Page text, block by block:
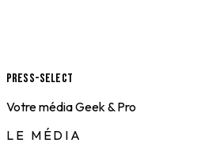
Press-Select
Votre média Geek & Pro
LE MÉDIA